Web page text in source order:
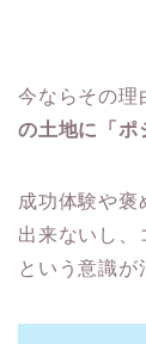
今ならその理
の土地に「ポ
成功体験や褒
出来ないし、
という意識が